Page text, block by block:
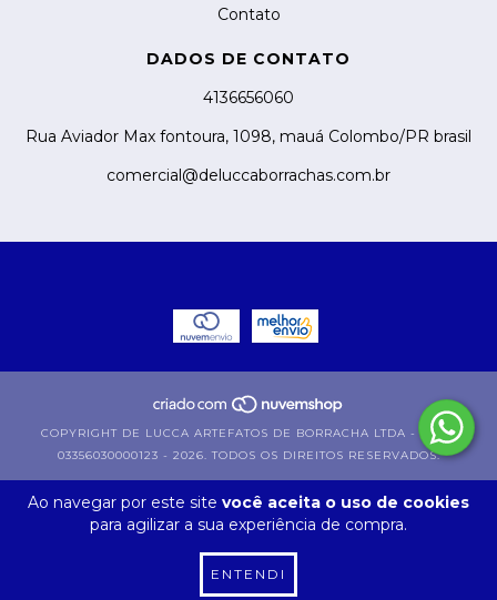
Ao navegar por este site você aceita o uso de cookies
para agilizar a sua experiência de compra.
ENTENDI
Contato
DADOS DE CONTATO
4136656060
Rua Aviador Max fontoura, 1098, mauá Colombo/PR brasil
comercial@deluccaborrachas.com.br
COPYRIGHT DE LUCCA ARTEFATOS DE BORRACHA LTDA - EPP -
03356030000123 - 2026. TODOS OS DIREITOS RESERVADOS.